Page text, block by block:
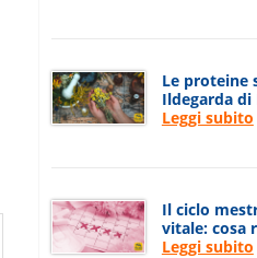
Le proteine
Ildegarda di
Leggi subito
Il ciclo
vitale: cosa
Leggi subito